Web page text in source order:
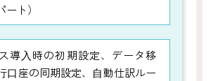
ート）
導⼊時の初期設定、データ移
⼝座の同期設定、⾃動仕訳ルー